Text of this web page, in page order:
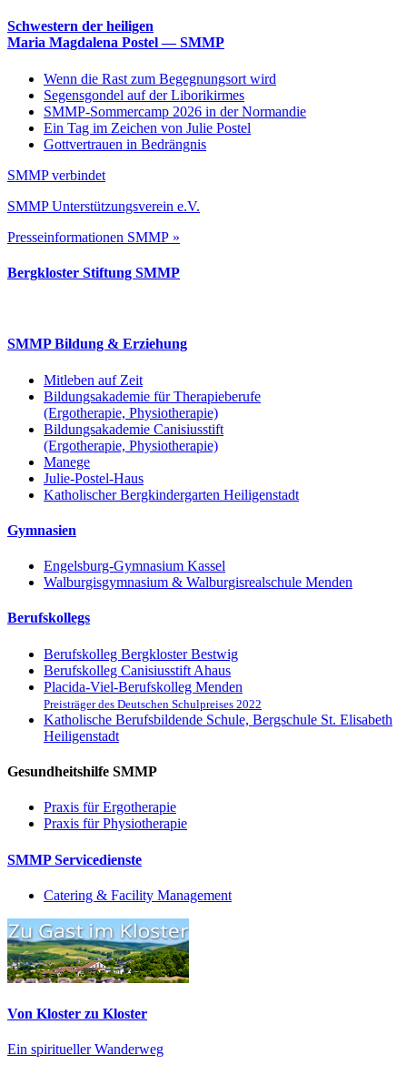
Schwestern der heiligen
Maria Magdalena Postel — SMMP
Wenn die Rast zum Begegnungsort wird
Segensgondel auf der Liborikirmes
SMMP-Sommercamp 2026 in der Normandie
Ein Tag im Zeichen von Julie Postel
Gottvertrauen in Bedrängnis
SMMP verbindet
SMMP Unterstützungsverein e.V.
Presseinformationen SMMP »
Bergkloster Stiftung SMMP
SMMP Bildung & Erziehung
Mitleben auf Zeit
Bildungsakademie für Therapieberufe
(Ergotherapie, Physiotherapie)
Bildungsakademie Canisiusstift
(Ergotherapie, Physiotherapie)
Manege
Julie-Postel-Haus
Katholischer Bergkindergarten Heiligenstadt
Gymnasien
Engelsburg-Gymnasium Kassel
Walburgisgymnasium & Walburgisrealschule Menden
Berufskollegs
Berufskolleg Bergkloster Bestwig
Berufskolleg Canisiusstift Ahaus
Placida-Viel-Berufskolleg Menden
Preisträger des Deutschen Schulpreises 2022
Katholische Berufsbildende Schule, Bergschule St. Elisabeth
Heiligenstadt
Gesundheitshilfe SMMP
Praxis für Ergo­therapie
Praxis für Physio­therapie
SMMP Servicedienste
Catering & Facility Management
Von Kloster zu Kloster
Ein spiritueller Wanderweg